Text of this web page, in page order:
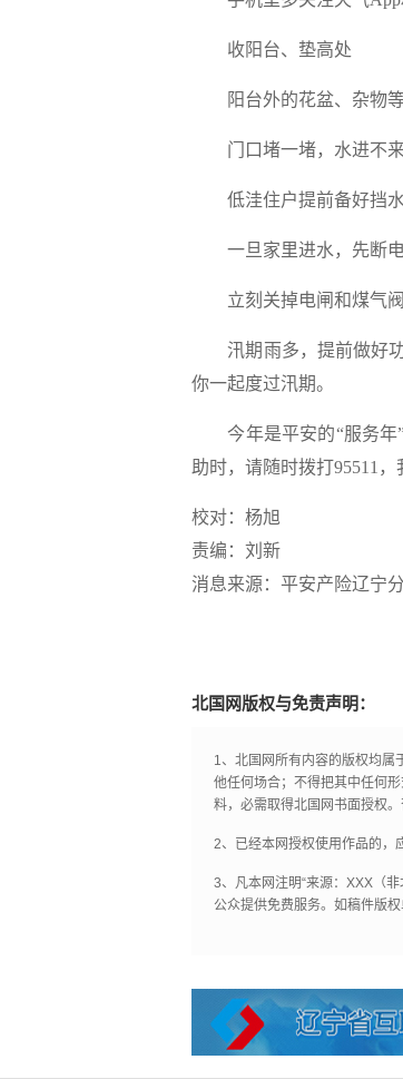
收阳台、垫高处
阳台外的花盆、杂物
门口堵一堵，水进不来
低洼住户提前备好挡
一旦家里进水，先断
立刻关掉电闸和煤气
汛期雨多，提前做好
你一起度过汛期。
今年是平安的“服务年
助时，请随时拨打95511，
校对：杨旭
责编：刘新
消息来源：平安产险辽宁
北国网版权与免责声明：
1、北国网所有内容的版权均属
他任何场合；不得把其中任何
料，必需取得北国网书面授权。
2、已经本网授权使用作品的，
3、凡本网注明“来源：XXX（
公众提供免费服务。如稿件版